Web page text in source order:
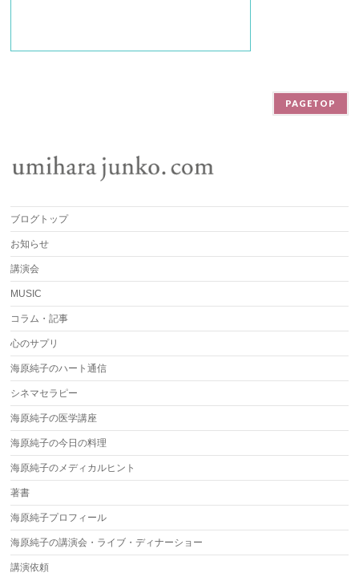
PAGETOP
ブログトップ
お知らせ
講演会
MUSIC
コラム・記事
心のサプリ
海原純子のハート通信
シネマセラピー
海原純子の医学講座
海原純子の今日の料理
海原純子のメディカルヒント
著書
海原純子プロフィール
海原純子の講演会・ライブ・ディナーショー
講演依頼